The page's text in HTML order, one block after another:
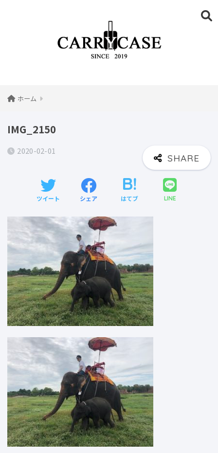
ホーム
IMG_2150
2020-02-01
ツイート シェア はてブ LINE